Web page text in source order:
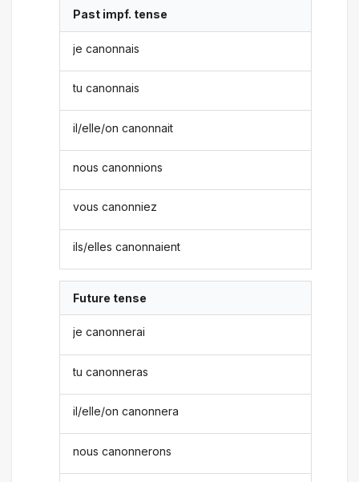
Past impf. tense
je canonnais
tu canonnais
il/elle/on canonnait
nous canonnions
vous canonniez
ils/elles canonnaient
Future tense
je canonnerai
tu canonneras
il/elle/on canonnera
nous canonnerons